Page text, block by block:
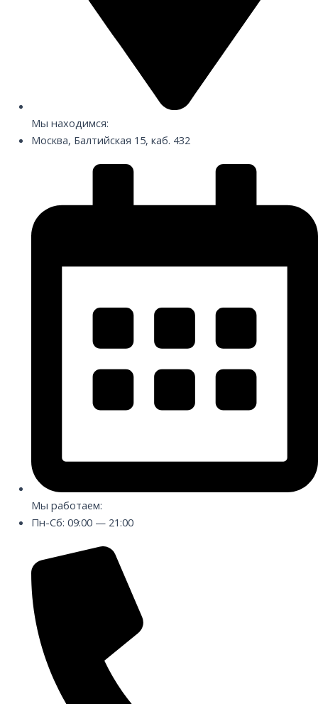
Мы находимся:
Москва, Балтийская 15, каб. 432
Мы работаем:
Пн-Сб: 09:00 — 21:00